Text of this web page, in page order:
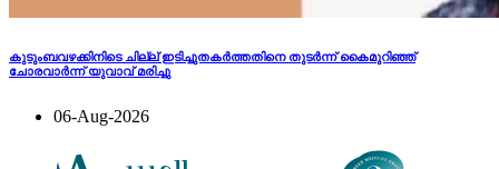
കുടുംബവഴക്കിനിടെ ​ചില്ല് ഇടിച്ചുതക‍ർത്തതിനെ തുടർന്ന് കൈമുറിഞ്ഞ്
ചോരവാർന്ന് യുവാവ് മരിച്ചു
06-Aug-2026